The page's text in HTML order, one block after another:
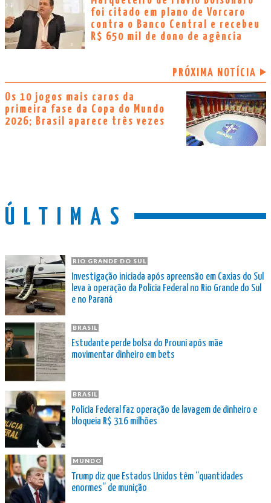
foi citado em plano de Vorcaro
contra o Banco Central e recebeu
R$ 650 mil de dono de agência
PRÓXIMA NOTÍCIA
Os 10 jogos mais caros da
primeira fase da Copa do Mundo
2026; Brasil aparece três vezes
ÚLTIMAS
RIO GRANDE DO SUL
Investigação iniciada após apreensão em Caxias do Sul
leva à operação da Polícia Federal no Rio Grande do Sul
e no Paraná
BRASIL
Estudante perde bolsa do Prouni após mãe
movimentar dinheiro em bets
BRASIL
Polícia Federal faz operação de lavagem de dinheiro e
bloqueia R$ 316 milhões
MUNDO
Trump diz que Estados Unidos têm “quantidades
enormes” de munição